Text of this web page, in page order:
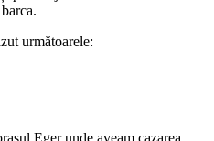
următoarele: